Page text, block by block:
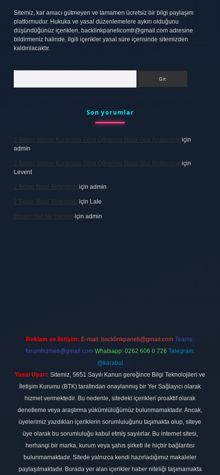
Sitemiz, kar amacı gütmeyen ve tamamen ücretsiz bir bilgi paylaşım
platformudur. Hukuka ve yasal düzenlemelere aykırı olduğunu
düşündüğünüz içerikleri, backlinkpanelicomtr@gmail.com adresine
bildirmeniz halinde, ilgili içerikler yasal süre içerisinde sitemizden
kaldırılacaktır.
Son yorumlar
3 Bilgiyi Işleme Kuramına Göre Öğrenme Nasıl Olur Açıklayınız için
admin
3 Bilgiyi Işleme Kuramına Göre Öğrenme Nasıl Olur Açıklayınız için
Levent
2 Belge Nasıl Birleştirilir için admin
2 Belge Nasıl Birleştirilir için Lale
Baskın Alel Ne Demek için admin
Reklam ve İletişim: E-mail: backlinkpaneli@gmail.com Teams:
forumhizmeti@gmail.com Whatsapp: 0262 606 0 726 Telegram:
@karabul
Yasal Uyarı: Sitemiz, 5651 Sayılı Kanun gereğince Bilgi Teknolojileri ve
İletişim Kurumu (BTK) tarafından onaylanmış bir Yer Sağlayıcı olarak
hizmet vermektedir. Bu nedenle, sitedeki içerikleri proaktif olarak
denetleme veya araştırma yükümlülüğümüz bulunmamaktadır. Ancak,
üyelerimiz yazdıkları içeriklerin sorumluluğunu taşımakta olup, siteye
üye olarak bu sorumluluğu kabul etmiş sayılırlar. Bu internet sitesi,
herhangi bir marka, kurum veya şahıs şirketi ile hiçbir bağlantısı
bulunmamaktadır. Sitede yalnızca kendi hazırladığımız makaleler
paylaşılmaktadır. Burada yer alan içerikler haber niteliği taşımamakta